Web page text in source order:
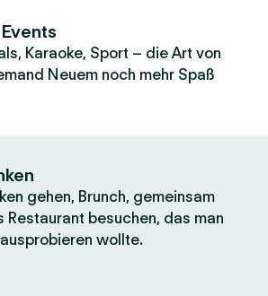
Karaoke, Sport – die Art von
Neuem noch mehr Spaß
gehen, Brunch, gemeinsam
Restaurant besuchen, das man
wollte.